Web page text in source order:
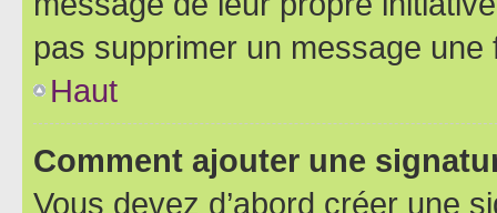
pas supprimer un message une
Haut
Comment ajouter une
Vous devez d’abord créer une